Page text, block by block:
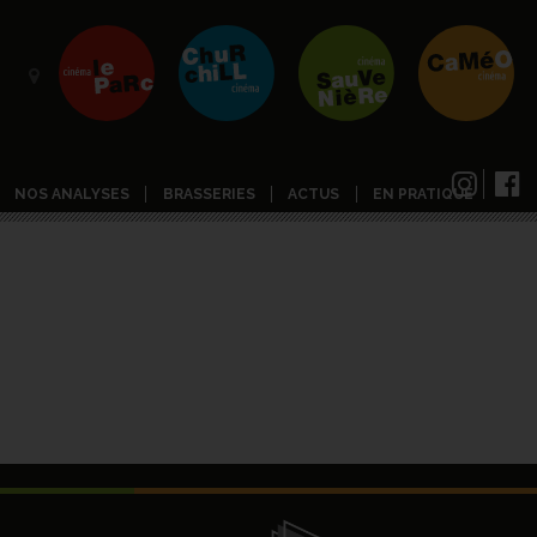
NOS ANALYSES BRASSERIES ACTUS EN PRATIQUE